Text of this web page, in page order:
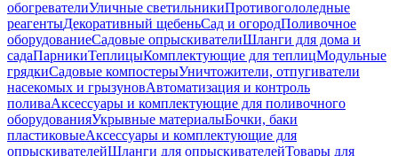
обогревателиУличные светильникиПротивогололедные
реагентыДекоративный щебеньСад и огородПоливочное
оборудованиеСадовые опрыскивателиШланги для дома и
садаПарникиТеплицыКомплектующие для теплицМодульные
грядкиСадовые компостерыУничтожители, отпугиватели
насекомых и грызуновАвтоматизация и контроль
поливаАксессуары и комплектующие для поливочного
оборудованияУкрывные материалыБочки, баки
пластиковыеАксессуары и комплектующие для
опрыскивателейШланги для опрыскивателейТовары для